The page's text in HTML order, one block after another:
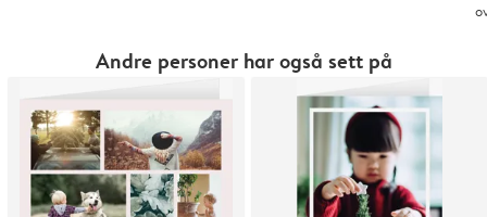
Andre personer har også sett på